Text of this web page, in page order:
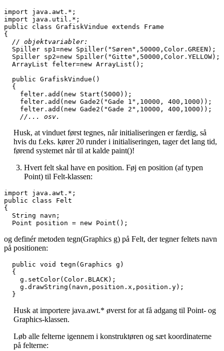
import java.awt.*;
import java.util.*;
public class GrafiskVindue extends Frame
  // objektvariabler:
Spiller sp1=new Spiller("Søren",50000,Color.GREEN);
  Spiller sp2=new Spiller("Gitte",50000,Color.YELLOW);
  ArrayList felter=new ArrayList();
  public GrafiskVindue()
  {
    felter.add(new Start(5000));
    felter.add(new Gade2("Gade 1",10000, 400,1000));
    //... osv.
Husk, at vinduet først tegnes, når initialiseringen er færdig, så
hvis du f.eks. kører 20 runder i initialiseringen, tager det lang tid,
førend systemet når til at kalde paint()!
Hvert felt skal have en position. Føj en position (af typen
Point) til Felt-klassen:
import java.awt.*;
public class Felt
{
  String navn;
  Point position = new Point();
og definér metoden tegn(Graphics g) på Felt, der tegner feltets navn
på positionen:
  public void tegn(Graphics g)
  {
    g.setColor(Color.BLACK);
    g.drawString(navn,position.x,position.y);
  }
Husk at importere java.awt.* øverst for at få adgang til Point- og
Graphics-klassen.
Løb alle felterne igennem i konstruktøren og sæt koordinaterne
på felterne: